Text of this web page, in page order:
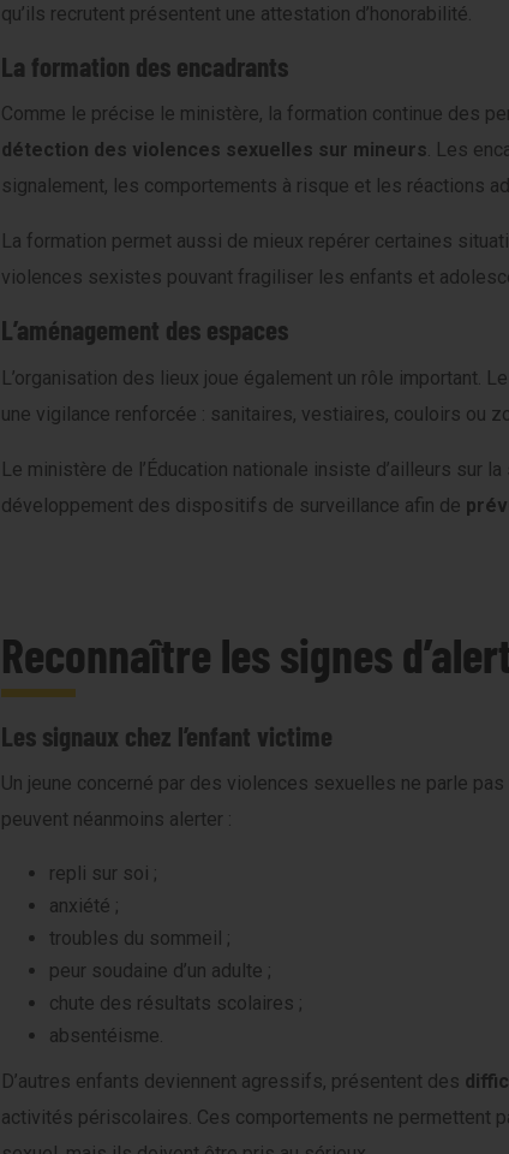
qu’ils recrutent présentent une attestation d’honorabilité.
La formation des encadrants
Comme le précise le ministère, la formation continue des
détection des violences sexuelles sur mineurs. Les
signalement, les comportements à risque et les réactions
La formation permet aussi de mieux repérer certaines
violences sexistes pouvant fragiliser les enfants et
L’aménagement des espaces
L’organisation des lieux joue également un rôle important.
une vigilance renforcée : sanitaires, vestiaires, couloirs ou
Le ministère de l’Éducation nationale insiste d’ailleurs sur
développement des dispositifs de surveillance afin de
Reconnaître les signes
Les signaux chez l’enfant victime
Un jeune concerné par des violences sexuelles ne parle
peuvent néanmoins alerter :
repli sur soi ;
anxiété ;
troubles du sommeil ;
peur soudaine d’un adulte ;
chute des résultats scolaires ;
absentéisme.
D’autres enfants deviennent agressifs, présentent des
activités périscolaires. Ces comportements ne permettent